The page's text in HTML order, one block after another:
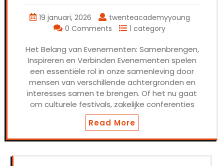
19 januari, 2026
twenteacademyyoung
0 Comments
1 category
Het Belang van Evenementen: Samenbrengen,
Inspireren en Verbinden Evenementen spelen
een essentiële rol in onze samenleving door
mensen van verschillende achtergronden en
interesses samen te brengen. Of het nu gaat
om culturele festivals, zakelijke conferenties
Read More